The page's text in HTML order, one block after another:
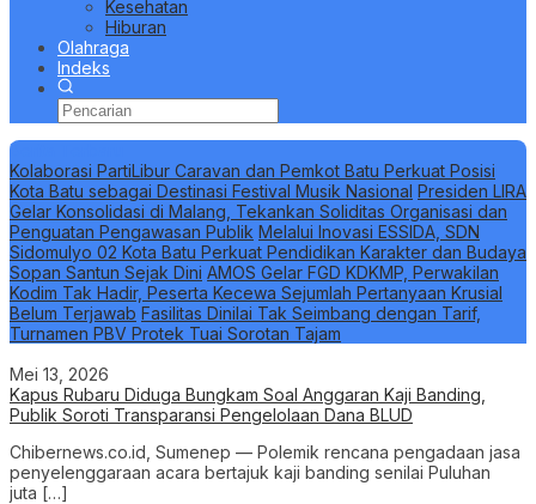
Kesehatan
Hiburan
Olahraga
Indeks
Berita Terbaru
Kolaborasi PartiLibur Caravan dan Pemkot Batu Perkuat Posisi
Kota Batu sebagai Destinasi Festival Musik Nasional Presiden LIRA
Gelar Konsolidasi di Malang, Tekankan Soliditas Organisasi dan
Penguatan Pengawasan Publik Melalui Inovasi ESSIDA, SDN
Sidomulyo 02 Kota Batu Perkuat Pendidikan Karakter dan Budaya
Sopan Santun Sejak Dini AMOS Gelar FGD KDKMP, Perwakilan
Kodim Tak Hadir, Peserta Kecewa Sejumlah Pertanyaan Krusial
Belum Terjawab Fasilitas Dinilai Tak Seimbang dengan Tarif,
Turnamen PBV Protek Tuai Sorotan Tajam
Mei 13, 2026
Kapus Rubaru Diduga Bungkam Soal Anggaran Kaji Banding,
Publik Soroti Transparansi Pengelolaan Dana BLUD
Chibernews.co.id, Sumenep — Polemik rencana pengadaan jasa
penyelenggaraan acara bertajuk kaji banding senilai Puluhan
juta […]